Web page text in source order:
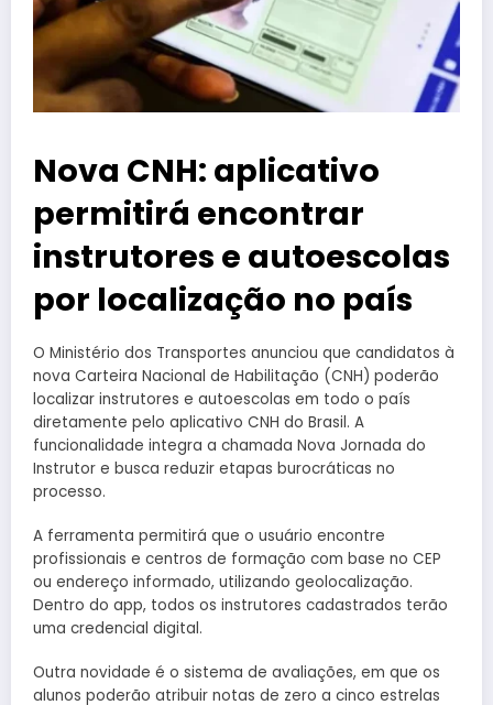
Nova CNH: aplicativo
permitirá encontrar
instrutores e autoescolas
por localização no país
O Ministério dos Transportes anunciou que candidatos à
nova Carteira Nacional de Habilitação (CNH) poderão
localizar instrutores e autoescolas em todo o país
diretamente pelo aplicativo CNH do Brasil. A
funcionalidade integra a chamada Nova Jornada do
Instrutor e busca reduzir etapas burocráticas no
processo.
A ferramenta permitirá que o usuário encontre
profissionais e centros de formação com base no CEP
ou endereço informado, utilizando geolocalização.
Dentro do app, todos os instrutores cadastrados terão
uma credencial digital.
Outra novidade é o sistema de avaliações, em que os
alunos poderão atribuir notas de zero a cinco estrelas